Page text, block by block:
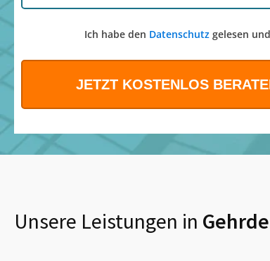
Ich habe den Datenschutzgelesen
Unsere Leistungen in Gehrde